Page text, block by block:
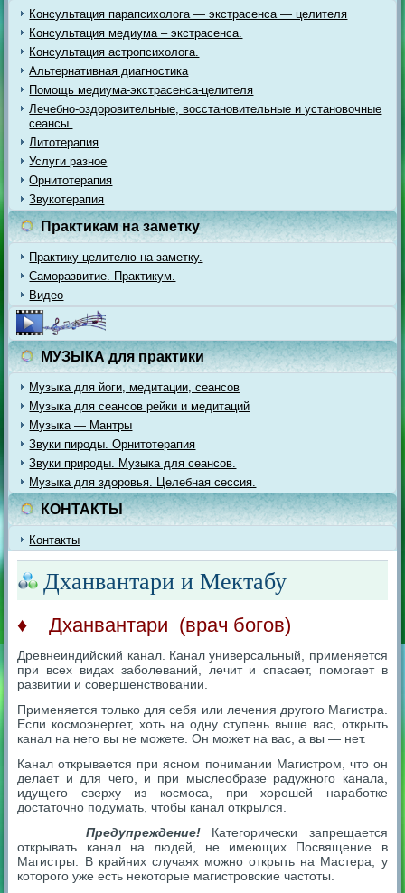
Консультация парапсихолога — экстрасенса — целителя
Консультация медиума – экстрасенса.
Консультация астропсихолога.
Альтернативная диагностика
Помощь медиума-экстрасенса-целителя
Лечебно-оздоровительные, восстановительные и установочные
сеансы.
Литотерапия
Услуги разное
Орнитотерапия
Звукотерапия
Практикам на заметку
Практику целителю на заметку.
Саморазвитие. Практикум.
Видео
МУЗЫКА для практики
Музыка для йоги, медитации, сеансов
Музыка для сеансов рейки и медитаций
Музыка — Мантры
Звуки пироды. Орнитотерапия
Звуки природы. Музыка для сеансов.
Музыка для здоровья. Целебная сессия.
КОНТАКТЫ
Контакты
Дханвантари и Мектабу
♦ Дханвантари (врач богов)
Древнеиндийский канал. Канал универсальный, применяется
при всех видах заболеваний, лечит и спасает, помогает в
развитии и совершенствовании.
Применяется только для себя или лечения другого Магистра.
Если космоэнергет, хоть на одну ступень выше вас, открыть
канал на него вы не можете. Он может на вас, а вы — нет.
Канал открывается при ясном понимании Магистром, что он
делает и для чего, и при мыслеобразе радужного канала,
идущего сверху из космоса, при хорошей наработке
достаточно подумать, чтобы канал открылся.
Предупреждение!Категорически запрещается
открывать канал на людей, не имеющих Посвящение в
Магистры. В крайних случаях можно открыть на Мастера, у
которого уже есть некоторые магистровские частоты.